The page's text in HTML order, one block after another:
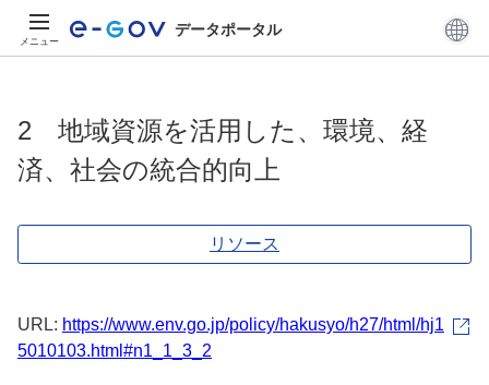
メニュー
データポータル
2 地域資源を活用した、環境、経
済、社会の統合的向上
リソース
URL: https://www.env.go.jp/policy/hakusyo/h27/html/hj1
5010103.html#n1_1_3_2